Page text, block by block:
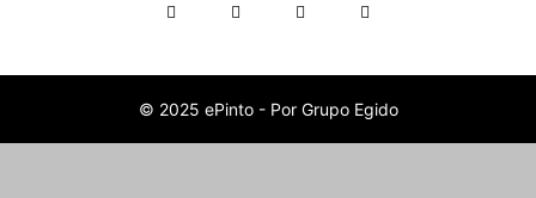
© 2025 ePinto - Por Grupo Egido